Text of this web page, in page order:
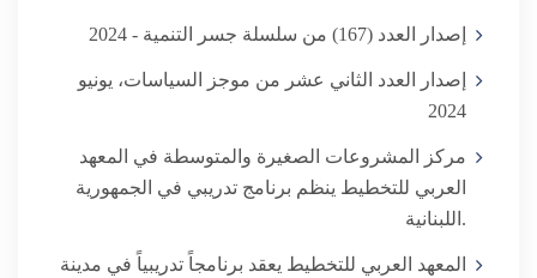
إصدار العدد (167) من سلسلة جسر التنمية - 2024
إصدار العدد الثاني عشر من موجز السياسات، يونيو
2024
مركز المشروعات الصغيرة والمتوسطة في المعهد
العربي للتخطيط ينظم برنامج تدريبي في الجمهورية
اللبنانية.
المعهد العربي للتخطيط يعقد برنامجاً تدريبياً في مدينة